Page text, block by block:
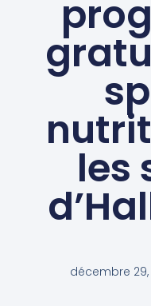
les
décembre 29,